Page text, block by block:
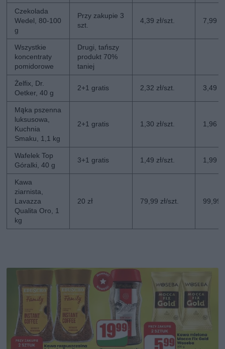
Czekolada
Wedel, 80-100
g
Przy zakupie 3
szt.
4,39 zł/szt. 7,99
Wszystkie
koncentraty
pomidorowe
Drugi, tańszy
produkt 70%
taniej
Żelfix, Dr.
Oetker, 40 g
2+1 gratis 2,32 zł/szt. 3,49
Mąka pszenna
luksusowa,
Kuchnia
Smaku, 1,1 kg
2+1 gratis 1,30 zł/szt. 1,96
Wafelek Top
Góralki, 40 g
3+1 gratis 1,49 zł/szt. 1,99
Kawa
ziarnista,
Lavazza
Qualita Oro, 1
kg
20 zł 79,99 zł/szt. 99,99